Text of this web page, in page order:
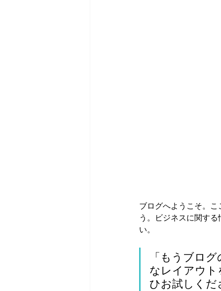
ブログへようこそ。
う。ビジネスに関す
い。
「もうブロ
なレイアウト
ひお試しくだ